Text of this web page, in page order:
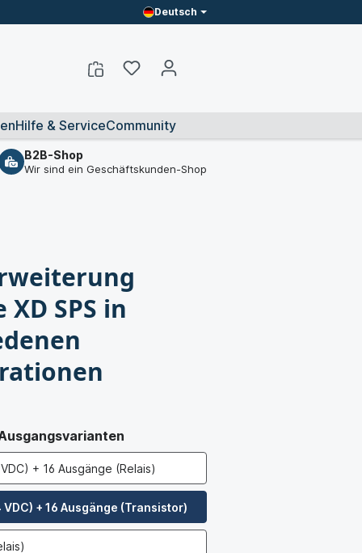
Deutsch
Hilfe & ServiceCommunity
B2B-Shop
Wir sind ein Geschäftskunden-Shop
SPS in
+ 16 Ausgänge (Relais)
VDC) + 16 Ausgänge (Transistor)